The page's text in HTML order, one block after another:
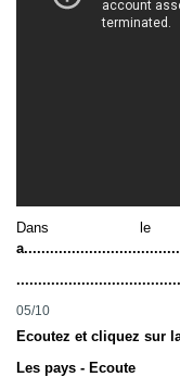
Dans
05/10
Ecoutez et cliquez sur
Les pays - Ecoute